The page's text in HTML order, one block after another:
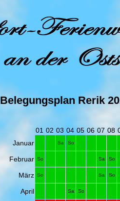
Belegungsplan Rerik
01 02 03 04 05 06 07 08
Januar
Sa So
Februar So Sa So
März So Sa So
April Sa So